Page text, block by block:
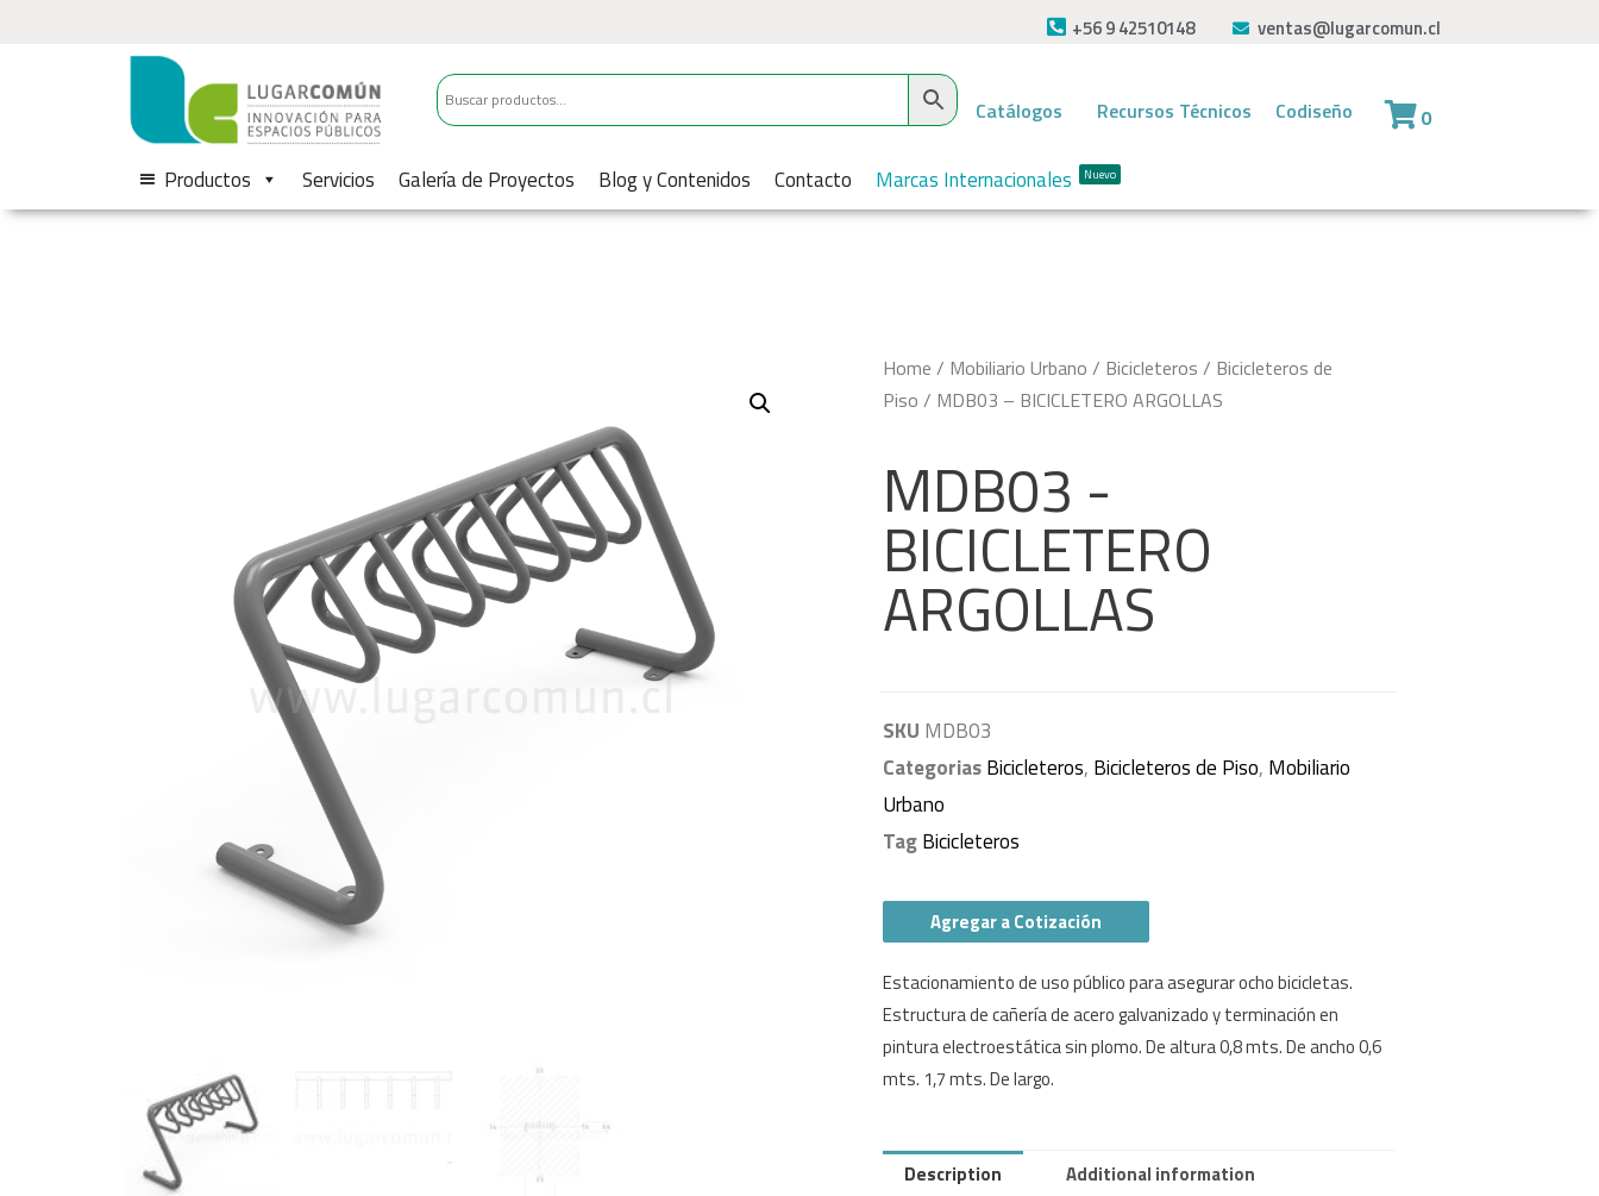
+56 9 42510148 ventas@lugarcomun.cl
Catálogos Recursos Técnicos Codiseño 0
Productos Servicios Galería de Proyectos Blog y Contenidos Contacto Marcas Internacionales Nuevo
Home / Mobiliario Urbano / Bicicleteros / Bicicleteros de
Piso / MDB03 – BICICLETERO ARGOLLAS
MDB03 -
BICICLETERO
ARGOLLAS
SKU MDB03
CategoriasBicicleteros, Bicicleteros de Piso, Mobiliario
Urbano
TagBicicleteros
Agregar a Cotización
Estacionamiento de uso público para asegurar ocho bicicletas.
Estructura de cañería de acero galvanizado y terminación en
pintura electroestática sin plomo. De altura 0,8 mts. De ancho 0,6
mts. 1,7 mts. De largo.
Description Additional information